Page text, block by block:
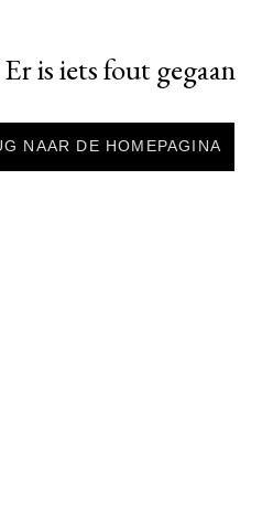
is iets fout gegaan
NAAR DE HOMEPAGINA